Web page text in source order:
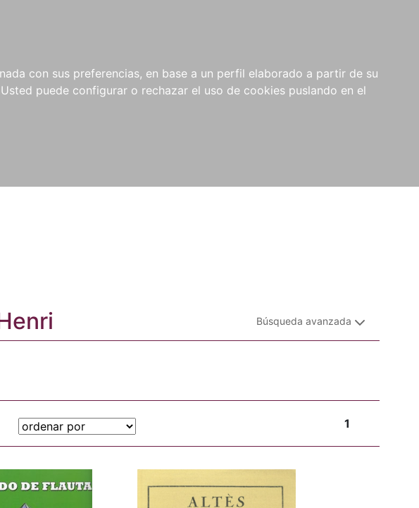
con sus preferencias, en base a un perfil elaborado a partir de su
Usted puede configurar o rechazar el uso de cookies puslando en el
NOVEDADES NOTICIAS
COMPRAS
INSTITUCIONALES
Búsqueda avanzada
1